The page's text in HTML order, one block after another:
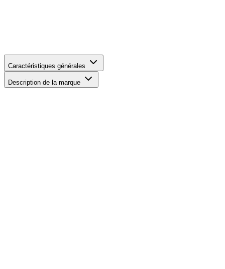
Caractéristiques générales
Description de la marque